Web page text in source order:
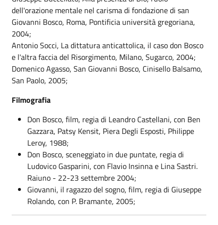
dell'orazione mentale nel carisma di fondazione di san
Giovanni Bosco, Roma, Pontificia università gregoriana,
2004;
Antonio Socci, La dittatura anticattolica, il caso don Bosco
e l'altra faccia del Risorgimento, Milano, Sugarco, 2004;
Domenico Agasso, San Giovanni Bosco, Cinisello Balsamo,
San Paolo, 2005;
Filmografia
Don Bosco, film, regia di Leandro Castellani, con Ben
Gazzara, Patsy Kensit, Piera Degli Esposti, Philippe
Leroy, 1988;
Don Bosco, sceneggiato in due puntate, regia di
Ludovico Gasparini, con Flavio Insinna e Lina Sastri.
Raiuno - 22-23 settembre 2004;
Giovanni, il ragazzo del sogno, film, regia di Giuseppe
Rolando, con P. Bramante, 2005;